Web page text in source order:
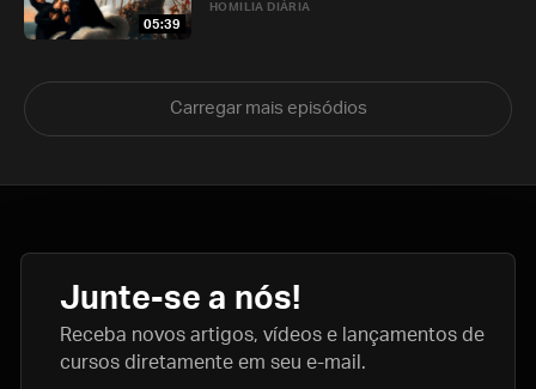
05:39
HOMILIA DIÁRIA
Carregar mais episódios
Junte-se a nós!
Receba novos artigos, vídeos e lançamentos de
cursos diretamente em seu e-mail.